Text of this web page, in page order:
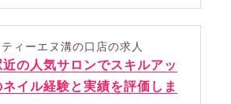
ィーエヌ溝の口店の求人
近の人気サロンでスキルアッ
イル経験と実績を評価しま